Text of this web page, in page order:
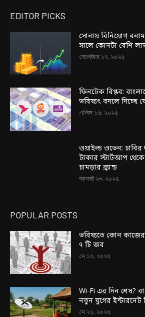
EDITOR PICKS
সোনায় বিনিয়োগ
সালে কোনটা বেশি
সেপ্টেম্বর ১৭, ২০২৫
ফিনটেক বিপ্লব:
ভবিষ্যৎ বদলে দিচ্ছে
এপ্রিল ১৬, ২০২৫
ওয়াইল্ড ওভেন:
টাকার স্টার্টআপ
চামড়ার ব্র্যান্ড
আগস্ট ২৩, ২০২৫
POPULAR POSTS
ভবিষ্যতে কোন কাজের
৭ টি জব
মে ১২, ২০২৫
Wi-Fi এর দিন শেষ?
নতুন যুগের ইন্টারনেট
মে ২১, ২০২৫